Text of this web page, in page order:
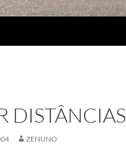
DISTÂNCIAS
ZENUNO